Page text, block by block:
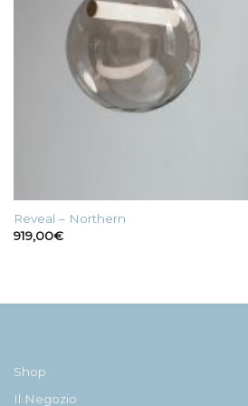
Reveal – Northern
919,00€
Shop
Il Negozio